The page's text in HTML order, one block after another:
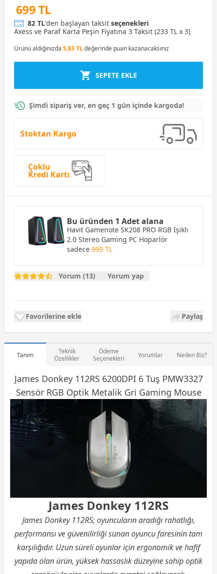
699 TL
82 TL'den başlayan taksit seçenekleri
Axess ve Paraf Karta Peşin Fiyatına 3 Taksit (233 TL x 3)
Ürünü aldığınızda 5,83 TLdeğerinde puan kazanacaksınız
SEPETE EKLE
Şimdi sipariş ver, en geç 1 gün içinde kargoda!
Stoktan Kargo
Çoklu
Kredi Kartı
Bu üründen 1 Adet alana
Havit Gamenote SK208 PRO RGB Işıklı
2.0 Stereo Gaming PC Hoparlör
sadece 999 TL
Yorum (13) Yorum yap
Favorilerine ekle Paylaş
Tanım
Teknik
Özellikler
Ödeme
Seçenekleri
Yorumlar Neden Biz?
James Donkey 112RS 6200DPI 6 Tuş PMW3327
Sensör RGB Optik Metalik Gri Gaming Mouse
James Donkey 112RS
James Donkey 112RS; oyuncuların aradığı rahatlığı,
performansı ve güvenilirliği sunan oyuncu faresinin tam
karşılığıdır. Uzun süreli oyunlar için ergonomik ve hafif
yapıda olan ürün, yüksek hassaslık düzeyine sahip optik